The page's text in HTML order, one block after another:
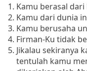
Kamu berasal dari
Kamu dari dunia
Kamu berusaha
Firman-Ku tidak
Jikalau sekiranya
tentulah kamu